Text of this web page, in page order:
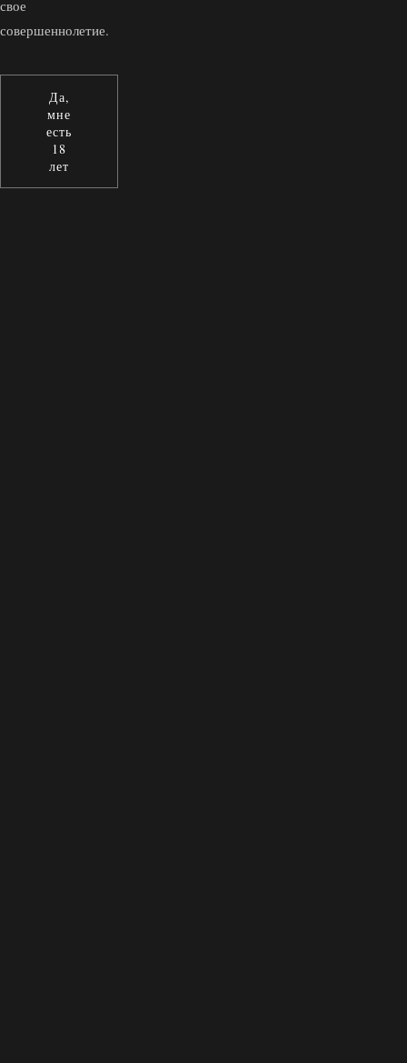
свое
совершеннолетие.
Да,
мне
есть
18
лет